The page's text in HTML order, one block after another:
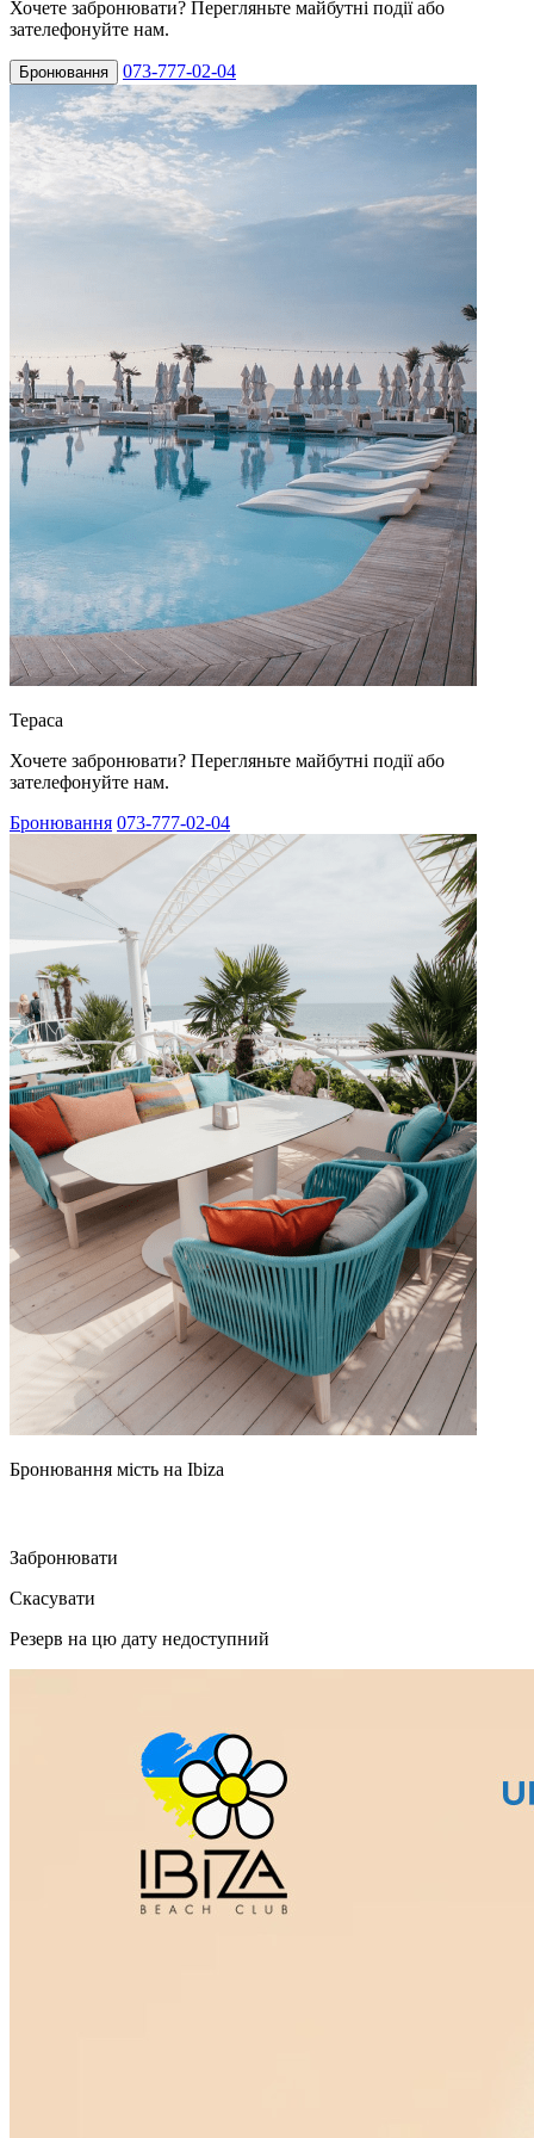
Хочете забронювати? Перегляньте майбутні події або
зателефонуйте нам.
Бронювання 073-777-02-04
Тераса
Хочете забронювати? Перегляньте майбутні події або
зателефонуйте нам.
Бронювання 073-777-02-04
Бронювання мість на Ibiza
Забронювати
Скасувати
Резерв на цю дату недоступний